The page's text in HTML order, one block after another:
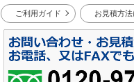
ご利用ガイド お見積方